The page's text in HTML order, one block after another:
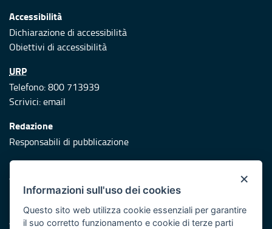
Accessibilità
Dichiarazione di accessibilità
Obiettivi di accessibilità
URP
Telefono: 800 713939
Scrivici:email
Redazione
Responsabili di pubblicazione
Protezione civile
Vai al sito di Protezione Civile Puglia
Iniziativa finanziata con risorse del POR Puglia 2014/2020 -
Asse XI
×
Informazioni sull'uso dei cookies
Questo sito web utilizza cookie essenziali per garantire
il suo corretto funzionamento e cookie di terze parti